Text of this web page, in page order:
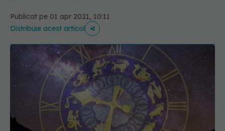
Publicat pe 01 apr 2021, 10:11
Distribuie acest articol